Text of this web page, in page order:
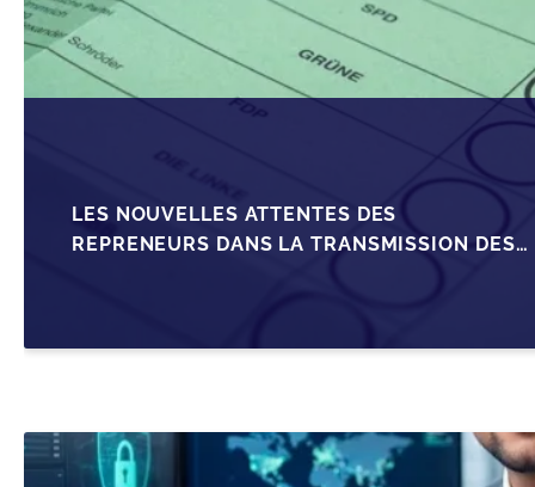
LES NOUVELLES ATTENTES DES
REPRENEURS DANS LA TRANSMISSION DES